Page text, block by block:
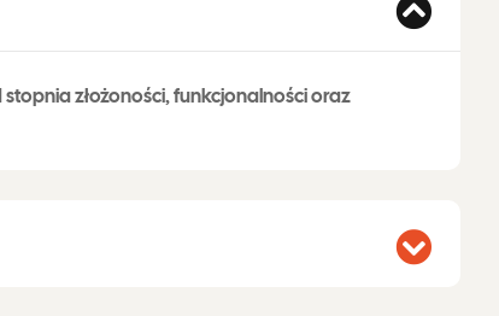
złożoności, funkcjonalności oraz